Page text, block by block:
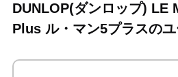
DUNLOP(ダンロップ) LE
Plus ル・マン5プラスの